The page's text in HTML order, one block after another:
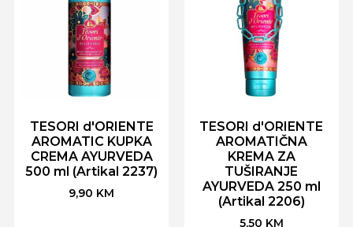
TESORI d'ORIENTE
AROMATIC KUPKA
CREMA AYURVEDA
500 ml (Artikal 2237)
9,90 KM
TESORI d'ORIENTE
AROMATIČNA
KREMA ZA
TUŠIRANJE
AYURVEDA 250 ml
(Artikal 2206)
5,50 KM